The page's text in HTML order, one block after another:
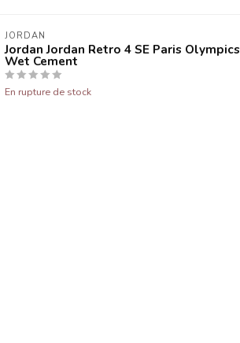
JORDAN
Jordan Jordan Retro 4 SE Paris Olympics
Wet Cement
En rupture de stock